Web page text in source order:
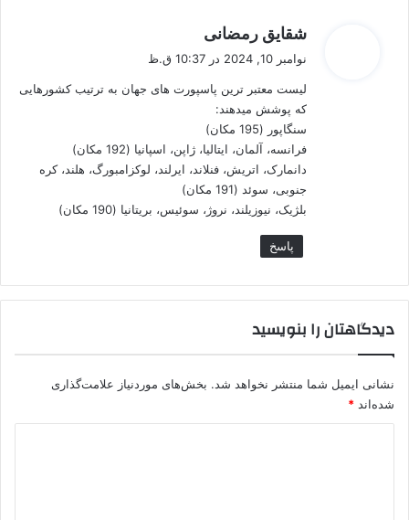
شقایق رمضانی
ف
:
نوامبر 10, 2024 در 10:37 ق.ظ
لیست معتبر ترین پاسپورت های جهان به ترتیب کشورهایی
که پوشش میدهند:
سنگاپور (195 مکان)
فرانسه، آلمان، ایتالیا، ژاپن، اسپانیا (192 مکان)
دانمارک، اتریش، فنلاند، ایرلند، لوکزامبورگ، هلند، کره
جنوبی، سوئد (191 مکان)
بلژیک، نیوزیلند، نروژ، سوئیس، بریتانیا (190 مکان)
پاسخ
دیدگاهتان را بنویسید
نشانی ایمیل شما منتشر نخواهد شد. بخش‌های موردنیاز علامت‌گذاری
شده‌اند *